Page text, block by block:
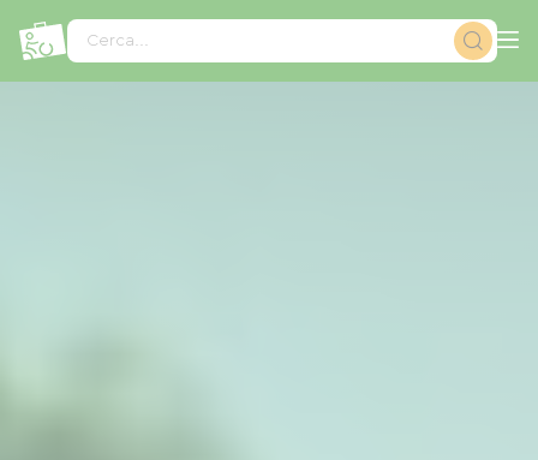
Cerca...
Pannello di gestione dei cookies